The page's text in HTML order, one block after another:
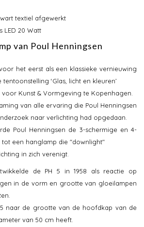
textiel afgewerkt
LED 20 Watt
van Poul Henningsen
het eerst als een klassieke vernieuwing
‘Glas, licht en kleuren’
voor Kunst & Vormgeving te Kopenhagen.
van alle ervaring die Poul Henningsen
naar verlichting had opgedaan.
Poul Henningsen de 3-schermige en 4-
een hanglamp die "downlight"
in zich verenigt.
de PH 5 in 1958 als reactie op
in de vorm en grootte van gloeilampen
naar de grootte van de hoofdkap van de
van 50 cm heeft.